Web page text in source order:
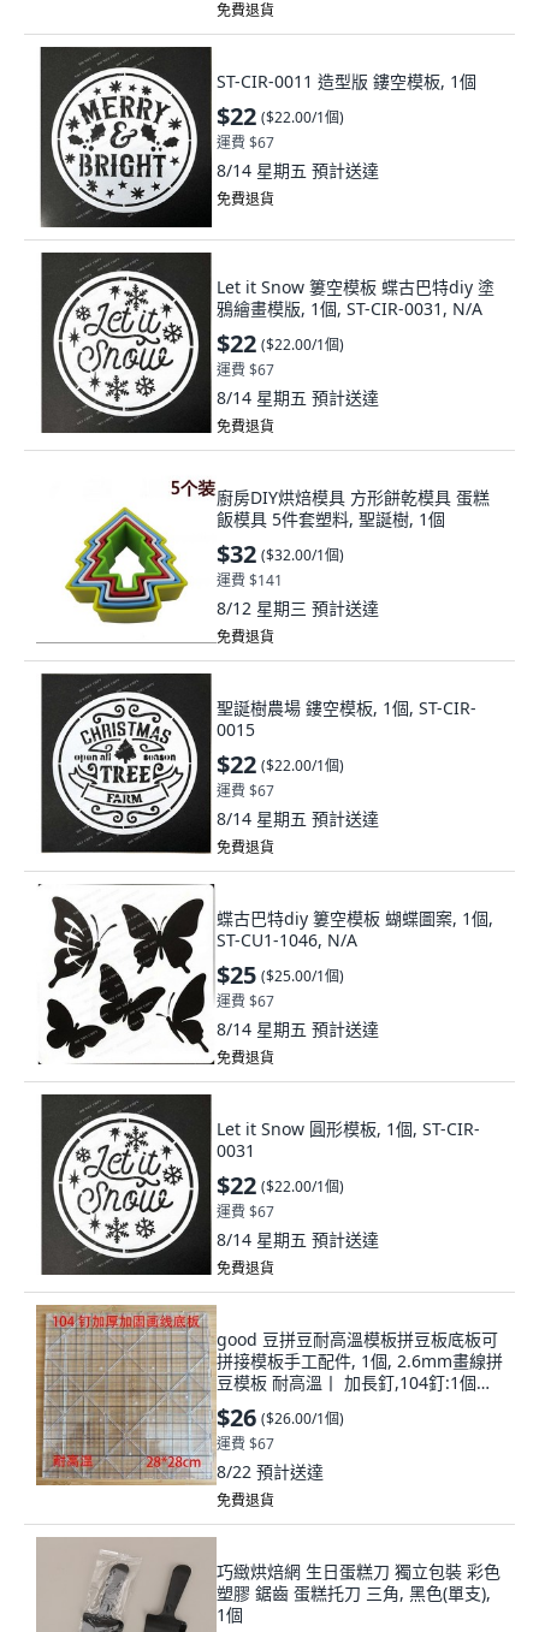
免費退貨
ST-CIR-0011 造型版 鏤空模板, 1個
$22 ($22.00/1個)
運費 $67
8/14 星期五 預計送達
免費退貨
Let it Snow 簍空模板 蝶古巴特diy 塗
鴉繪畫模版, 1個, ST-CIR-0031, N/A
$22 ($22.00/1個)
運費 $67
8/14 星期五 預計送達
免費退貨
廚房DIY烘焙模具 方形餅乾模具 蛋糕
飯模具 5件套塑料, 聖誕樹, 1個
$32 ($32.00/1個)
運費 $141
8/12 星期三 預計送達
免費退貨
聖誕樹農場 鏤空模板, 1個, ST-CIR-
0015
$22 ($22.00/1個)
運費 $67
8/14 星期五 預計送達
免費退貨
蝶古巴特diy 簍空模板 蝴蝶圖案, 1個,
ST-CU1-1046, N/A
$25 ($25.00/1個)
運費 $67
8/14 星期五 預計送達
免費退貨
Let it Snow 圓形模板, 1個, ST-CIR-
0031
$22 ($22.00/1個)
運費 $67
8/14 星期五 預計送達
免費退貨
good 豆拼豆耐高溫模板拼豆板底板可
拼接模板手工配件, 1個, 2.6mm畫線拼
豆模板 耐高溫丨 加長釘,104釘:1個裝
純白款 28cm大方, 純白, 104釘, 28cm
大方
$26 ($26.00/1個)
運費 $67
8/22 預計送達
免費退貨
巧緻烘焙網 生日蛋糕刀 獨立包裝 彩色
塑膠 鋸齒 蛋糕托刀 三角, 黑色(單支),
1個